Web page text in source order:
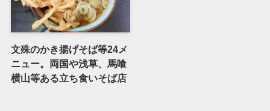
文殊のかき揚げそば等24メ
ニュー。両国や浅草、馬喰
横山等ある立ち食いそば店